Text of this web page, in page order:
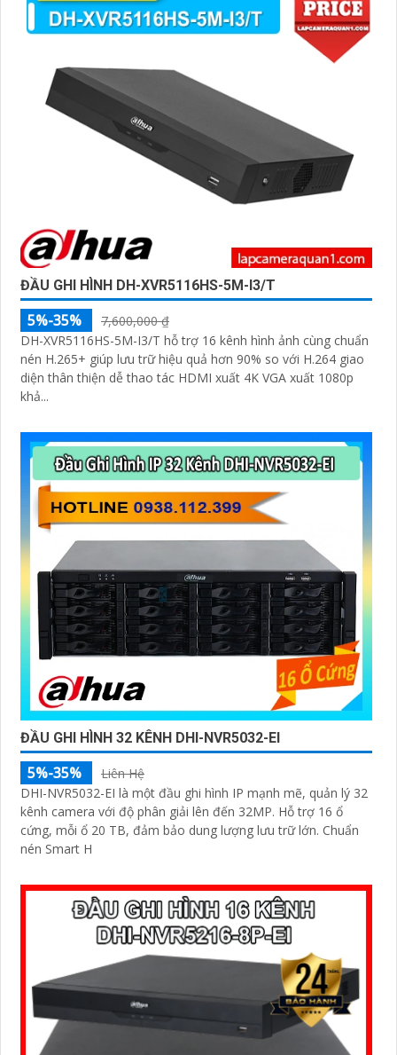
ĐẦU GHI HÌNH DH-XVR5116HS-5M-I3/T
5%-35%
7,600,000 ₫
DH-XVR5116HS-5M-I3/T hỗ trợ 16 kênh hình ảnh cùng chuẩn
nén H.265+ giúp lưu trữ hiệu quả hơn 90% so với H.264 giao
diện thân thiện dễ thao tác HDMI xuất 4K VGA xuất 1080p
khả...
ĐẦU GHI HÌNH 32 KÊNH DHI-NVR5032-EI
5%-35%
Liên Hệ
DHI-NVR5032-EI là một đầu ghi hình IP mạnh mẽ, quản lý 32
kênh camera với độ phân giải lên đến 32MP. Hỗ trợ 16 ổ
cứng, mỗi ổ 20 TB, đảm bảo dung lượng lưu trữ lớn. Chuẩn
nén Smart H